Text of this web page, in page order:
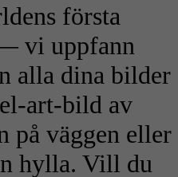
första
vi uppfann
alla dina bilder
art-bild av
på väggen eller
hylla. Vill du